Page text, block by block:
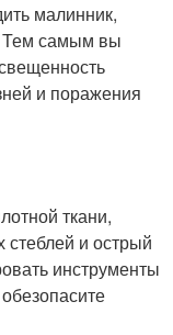
малинник,
Тем самым вы
и поражения
ткани,
стеблей и острый
инструменты